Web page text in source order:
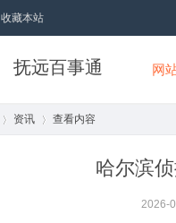
收藏本站
抚远百事通 网
资讯 查看内容
哈尔滨
2026-